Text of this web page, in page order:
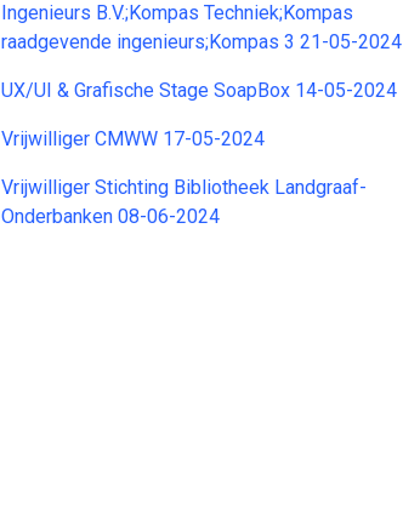
Ingenieurs B.V.;Kompas Techniek;Kompas
raadgevende ingenieurs;Kompas 3 21-05-2024
UX/UI & Grafische Stage SoapBox 14-05-2024
Vrijwilliger CMWW 17-05-2024
Vrijwilliger Stichting Bibliotheek Landgraaf-
Onderbanken 08-06-2024